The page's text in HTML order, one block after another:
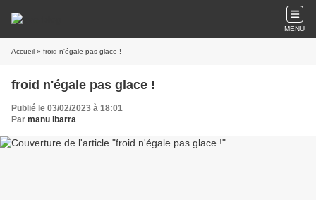
MENU
Accueil » froid n'égale pas glace !
froid n'égale pas glace !
Publié le 03/02/2023 à 18:01
Par manu ibarra